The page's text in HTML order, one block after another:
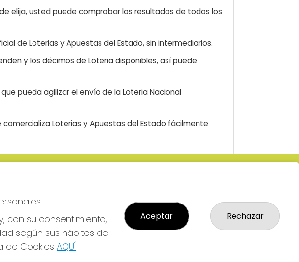
elija, usted puede comprobar los resultados de todos los
de Loterias y Apuestas del Estado, sin intermediarios.
y los décimos de Loteria disponibles, así puede
pueda agilizar el envío de la Loteria Nacional
Loterias y Apuestas del Estado fácilmente
DE LOTERIAS: 2-
RODRIGO - RECEPTOR
TAVERA, 5
Política de Privacidad
Política de Cookies
Condiciones de Compra
con su consentimiento,
según sus hábitos de
de Cookies AQUÍ.
Aceptar Rechazar